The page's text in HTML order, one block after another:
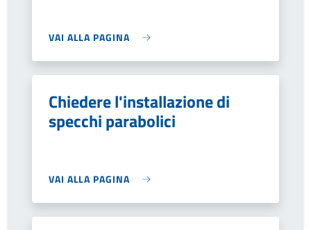
VAI ALLA PAGINA
Chiedere l'installazione di
specchi parabolici
VAI ALLA PAGINA